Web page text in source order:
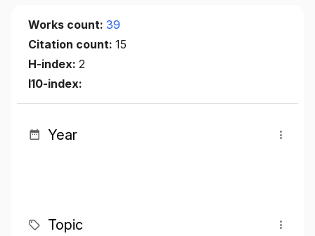
Works count: 39
Citation count: 15
H-index: 2
I10-index:
Year
Topic